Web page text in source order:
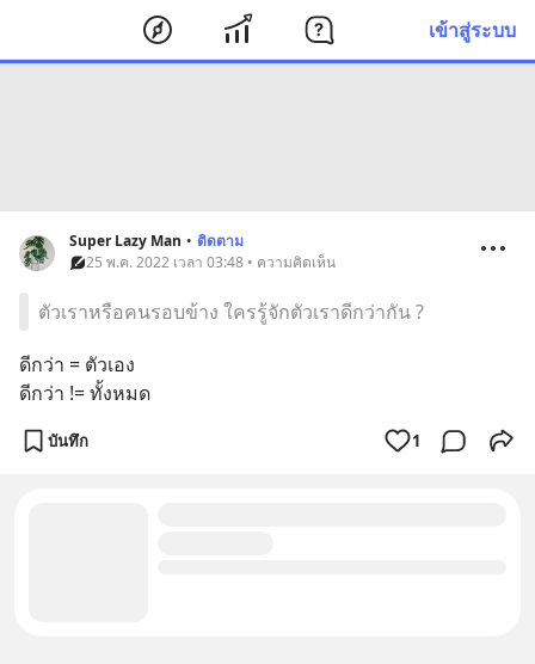
เข้าสู่ระบบ
Super Lazy Man • ติดตาม
25 พ.ค. 2022 เวลา 03:48 • ความคิดเห็น
ตัวเราหรือคนรอบข้าง ใครรู้จักตัวเราดีกว่ากัน ?
ดีกว่า = ตัวเอง
ดีกว่า != ทั้งหมด
บันทึก 1